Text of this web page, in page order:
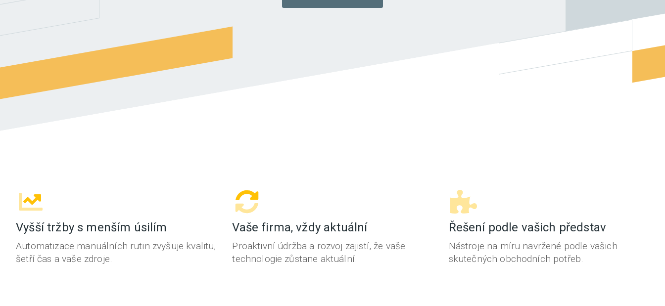
Vyšší tržby s menším úsilím
Automatizace manuálních rutin zvyšuje kvalitu,
šetří čas a vaše zdroje.
Vaše firma, vždy aktuální
Proaktivní údržba a rozvoj zajistí, že vaše
technologie zůstane aktuální.
Řešení podle vašich představ
Nástroje na míru navržené podle vašich
skutečných obchodních potřeb.